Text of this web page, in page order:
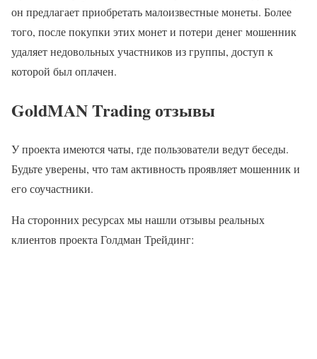
он предлагает приобретать малоизвестные монеты. Более
того, после покупки этих монет и потери денег мошенник
удаляет недовольных участников из группы, доступ к
которой был оплачен.
GoldMAN Trading отзывы
У проекта имеются чаты, где пользователи ведут беседы.
Будьте уверены, что там активность проявляет мошенник и
его соучастники.
На сторонних ресурсах мы нашли отзывы реальных
клиентов проекта Голдман Трейдинг: